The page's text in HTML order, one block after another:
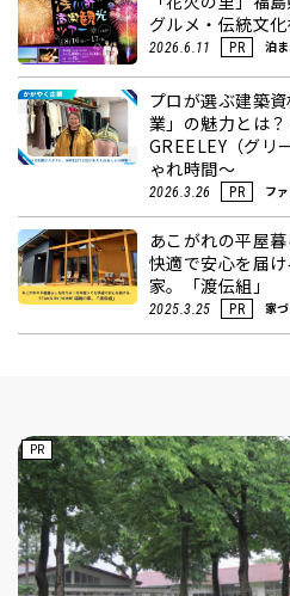
グルメ・伝統文
2026.6.11 PR 泊
プロが選ぶ建築
業」の魅力とは？
GREELEY（グリ
ゃれ時間～
2026.3.26 PR フ
あこがれの平屋
快適で安心を届
家。「渡伝組」
2025.3.25 PR 家
PR